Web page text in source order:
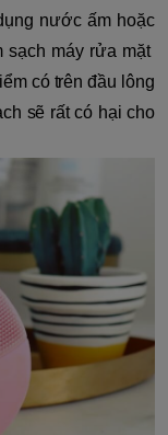
nước ấm hoặc
sạch máy rửa mặt
có trên đầu lông
sẽ rất có hại cho